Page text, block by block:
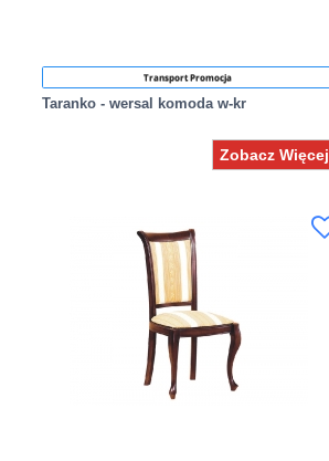
Transport Promocja
Taranko - wersal komoda w-kr
Zobacz Więcej